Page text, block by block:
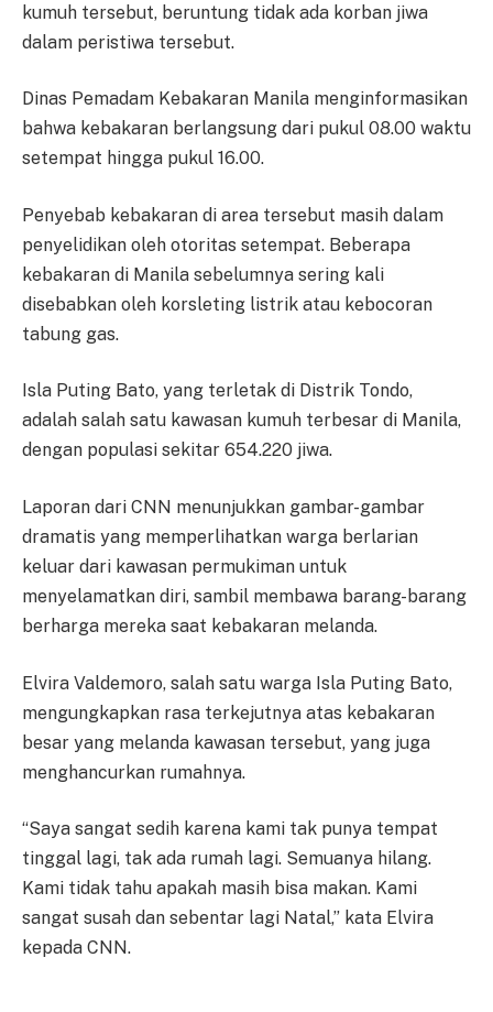
kumuh tersebut, beruntung tidak ada korban jiwa
dalam peristiwa tersebut.
Dinas Pemadam Kebakaran Manila menginformasikan
bahwa kebakaran berlangsung dari pukul 08.00 waktu
setempat hingga pukul 16.00.
Penyebab kebakaran di area tersebut masih dalam
penyelidikan oleh otoritas setempat. Beberapa
kebakaran di Manila sebelumnya sering kali
disebabkan oleh korsleting listrik atau kebocoran
tabung gas.
Isla Puting Bato, yang terletak di Distrik Tondo,
adalah salah satu kawasan kumuh terbesar di Manila,
dengan populasi sekitar 654.220 jiwa.
Laporan dari CNN menunjukkan gambar-gambar
dramatis yang memperlihatkan warga berlarian
keluar dari kawasan permukiman untuk
menyelamatkan diri, sambil membawa barang-barang
berharga mereka saat kebakaran melanda.
Elvira Valdemoro, salah satu warga Isla Puting Bato,
mengungkapkan rasa terkejutnya atas kebakaran
besar yang melanda kawasan tersebut, yang juga
menghancurkan rumahnya.
“Saya sangat sedih karena kami tak punya tempat
tinggal lagi, tak ada rumah lagi. Semuanya hilang.
Kami tidak tahu apakah masih bisa makan. Kami
sangat susah dan sebentar lagi Natal,” kata Elvira
kepada CNN.